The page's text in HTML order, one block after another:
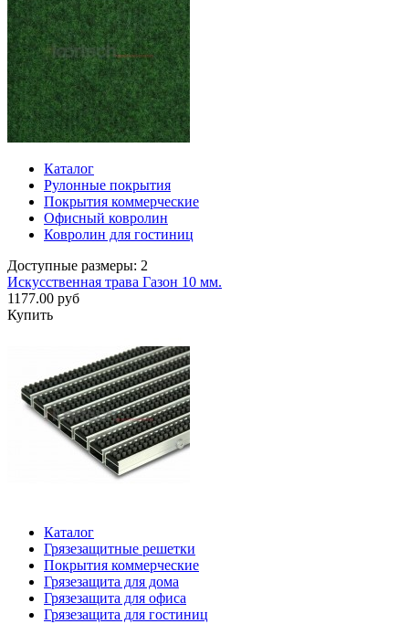
Каталог
Рулонные покрытия
Покрытия коммерческие
Офисный ковролин
Ковролин для гостиниц
Доступные размеры: 2
Искусственная трава Газон 10 мм.
1177.00 руб
Купить
Каталог
Грязезащитные решетки
Покрытия коммерческие
Грязезащита для дома
Грязезащита для офиса
Грязезащита для гостиниц